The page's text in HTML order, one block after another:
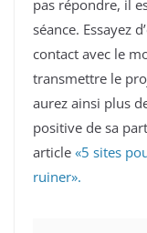
pas répondre, il
séance. Essayez
contact avec le
transmettre le
aurez ainsi plus
positive de sa
article «5 sites
ruiner».